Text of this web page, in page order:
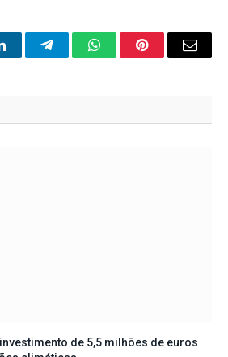
TelegramWhatsAppPinterestEmail
de 5,5 milhões de euros